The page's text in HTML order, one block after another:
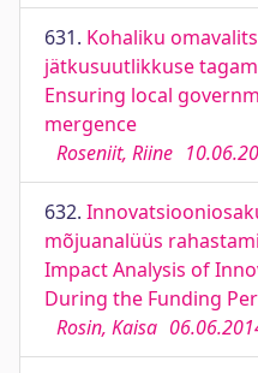
631. Kohaliku
jätkusuutlikkuse
Ensuring local
mergence
Roseniit, Riine
632.
mõjuanalüüs
Impact Analysis of
During the Funding
Rosin, Kaisa